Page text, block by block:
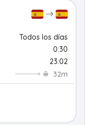
Todos los días
0:30
23:02
32m